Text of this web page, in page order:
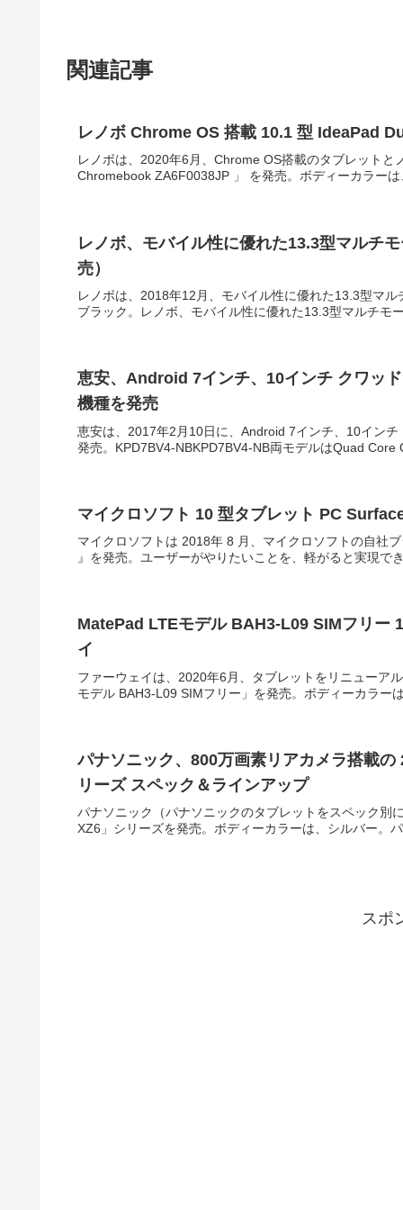
関連記事
レノボ Chrome OS 搭載 10.1 型 IdeaPad
レノボは、2020年6月、Chrome OS搭載のタブレット
Chromebook ZA6F0038JP 」 を発売。ボディーカラー
レノボ、モバイル性に優れた13.3型マルチ
売）
レノボは、2018年12月、モバイル性に優れた13.3型マ
ブラック。レノボ、モバイル性に優れた13.3型マルチモ
恵安、Android 7インチ、10インチ クワッ
機種を発売
恵安は、2017年2月10日に、Android 7インチ、10イン
発売。KPD7BV4-NBKPD7BV4-NB両モデルはQuad Core
マイクロソフト 10 型タブレット
マイクロソフトは 2018年 8 月、マイクロソフトの自社
』を発売。ユーザーがやりたいことを、軽がると実現で
MatePad LTEモデル BAH3-L09 SIMフリー
イ
ファーウェイは、2020年6月、タブレットをリニューア
モデル BAH3-L09 SIMフリー」を発売。ボディーカラー
パナソニック、800万画素リアカメラ搭載
リーズ スペック＆ラインアップ
パナソニック（パナソニックのタブレットをスペック別
XZ6」シリーズを発売。ボディーカラーは、シルバー。
スポ